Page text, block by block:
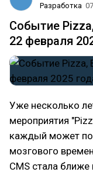
Разработка
Событие
22 февраля
Уже несколько
мероприятия
каждый может
мозгового
CMS стала ближе